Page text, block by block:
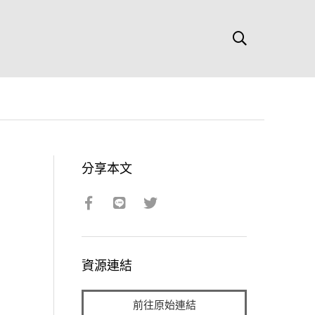
分享本文
資源連結
前往原始連結